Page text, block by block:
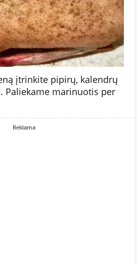
įtrinkite pipirų, kalendrų
Paliekame marinuotis per
Reklama